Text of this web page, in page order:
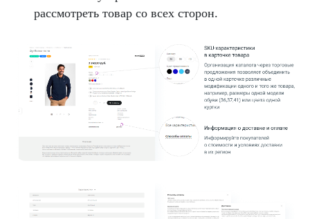
рассмотреть товар со всех сторон.